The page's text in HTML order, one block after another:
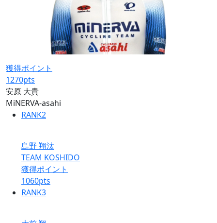
獲得ポイント
1270pts
安原 大貴
MiNERVA-asahi
RANK2
島野 翔汰
TEAM KOSHIDO
獲得ポイント
1060pts
RANK3